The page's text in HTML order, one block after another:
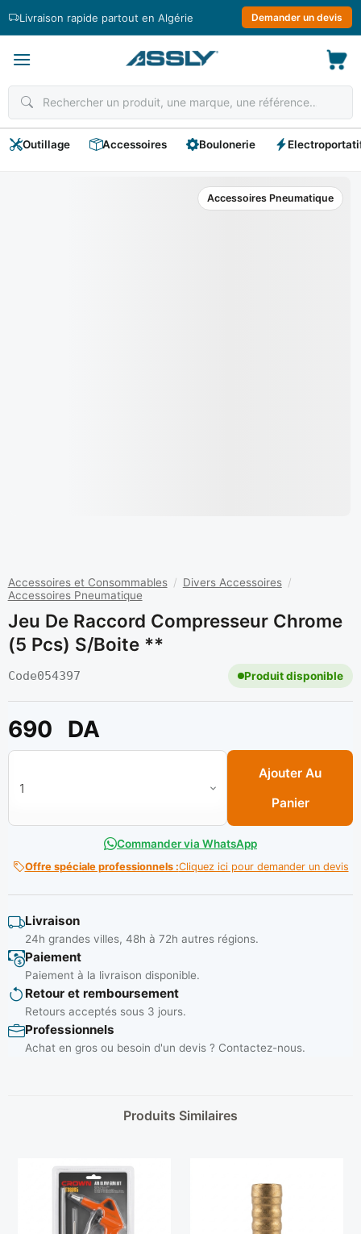
Livraison rapide partout en Algérie Demander un devis
Outillage Accessoires Boulonerie
Accessoires Pneumatique
Accessoires et Consommables / Divers Accessoires /
Accessoires Pneumatique
Jeu De Raccord Compresseur Chrome
(5 Pcs) S/Boite **
Code054397 Produit disponible
690 DA
quantité de Jeu de raccord compresseur Chrome (5 pcs) S/
Ajouter Au
Panier
Commander via WhatsApp
Offre spéciale professionnels :Cliquez ici pour demander un devis
Livraison
24h grandes villes, 48h à 72h autres régions.
Paiement
Paiement à la livraison disponible.
Retour et remboursement
Retours acceptés sous 3 jours.
Professionnels
Achat en gros ou besoin d'un devis ? Contactez-nous.
Produits Similaires